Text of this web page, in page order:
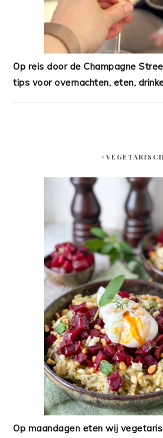
Op reis door de Champagne
tips voor overnachten, eten,
#VEGETARISCH
Op maandagen eten wij